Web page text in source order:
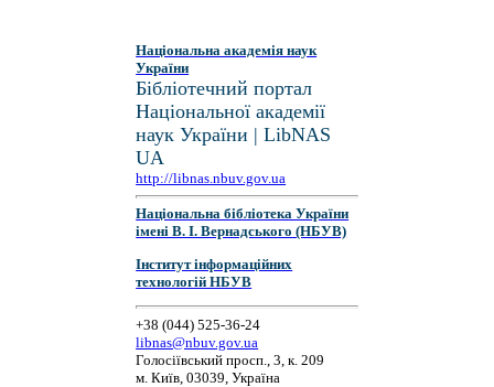
Національна академія наук
України
Бібліотечний портал
Національної академії
наук України | LibNAS
UA
http://libnas.nbuv.gov.ua
Національна бібліотека України
імені В. І. Вернадського (НБУВ)
Інститут інформаційних
технологій НБУВ
+38 (044) 525-36-24
libnas@nbuv.gov.ua
Голосіївський просп., 3, к. 209
м. Київ, 03039, Україна